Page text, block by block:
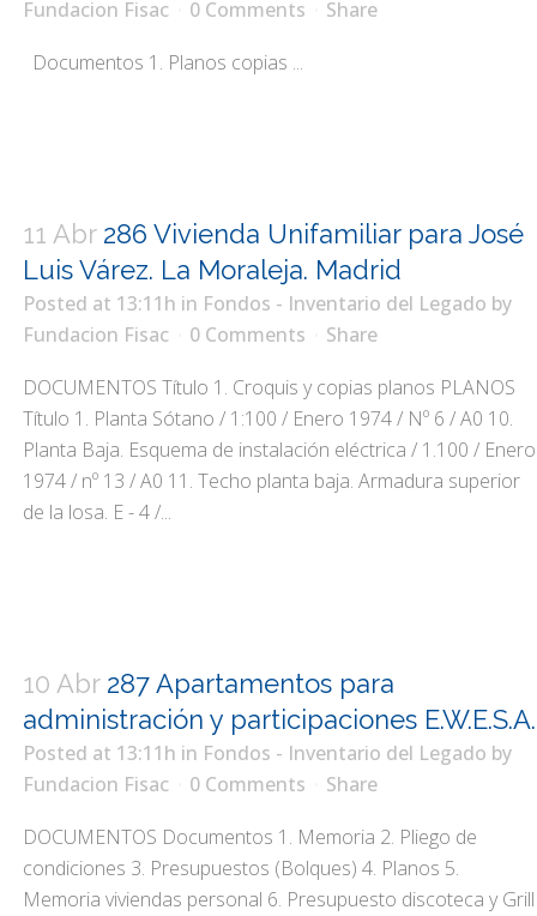
Fundacion Fisac
0 Comments
Share
Documentos 1. Planos copias ...
11 Abr 286 Vivienda Unifamiliar para José
Luis Várez. La Moraleja. Madrid
Posted at 13:11h in Fondos - Inventario del Legado by
Fundacion Fisac
0 Comments
Share
DOCUMENTOS Título 1. Croquis y copias planos PLANOS
Título 1. Planta Sótano / 1:100 / Enero 1974 / Nº 6 / A0 10.
Planta Baja. Esquema de instalación eléctrica / 1.100 / Enero
1974 / nº 13 / A0 11. Techo planta baja. Armadura superior
de la losa. E - 4 /...
10 Abr 287 Apartamentos para
administración y participaciones E.W.E.S.A.
Posted at 13:11h in Fondos - Inventario del Legado by
Fundacion Fisac
0 Comments
Share
DOCUMENTOS Documentos 1. Memoria 2. Pliego de
condiciones 3. Presupuestos (Bolques) 4. Planos 5.
Memoria viviendas personal 6. Presupuesto discoteca y Grill